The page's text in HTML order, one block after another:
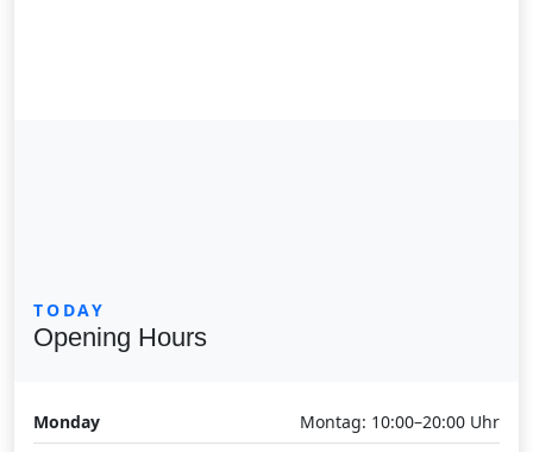
TODAY
Opening Hours
Monday
Montag: 10:00–20:00 Uhr